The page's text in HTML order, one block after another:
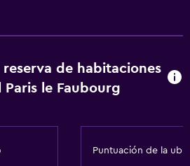
reserva de habitaciones
Paris le Faubourg
Puntuación de la